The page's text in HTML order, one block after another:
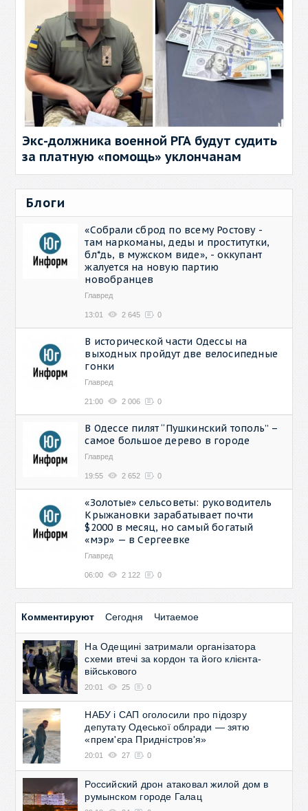
Экс-должника военной РГА будут судить
за платную «помощь» уклончанам
Блоги
«Собрали сброд по всему Ростову -
там наркоманы, деды и проститутки,
бл*дь, в мужском виде», - оккупант
жалуется на новую партию
новобранцев
Главред
13:01 2 645 0
В исторической части Одессы на
выходных пройдут две велосипедные
гонки
Главред
21:00 2 006 0
В Одессе пилят “Пушкинский тополь” –
самое большое дерево в городе
Главред
19:55 2 652 0
«Золотые» сельсоветы: руководитель
Крыжановки зарабатывает почти
$2000 в месяц, но самый богатый
«мэр» — в Сергеевке
Главред
06:00 2 122 0
Комментируют Сегодня Читаемое
На Одещині затримали організатора
схеми втечі за кордон та його клієнта-
військового
20:01 25 0
НАБУ і САП оголосили про підозру
депутату Одеської облради — зятю
«прем'єра Придністров'я»
20:01 27 0
Российский дрон атаковал жилой дом в
румынском городе Галац